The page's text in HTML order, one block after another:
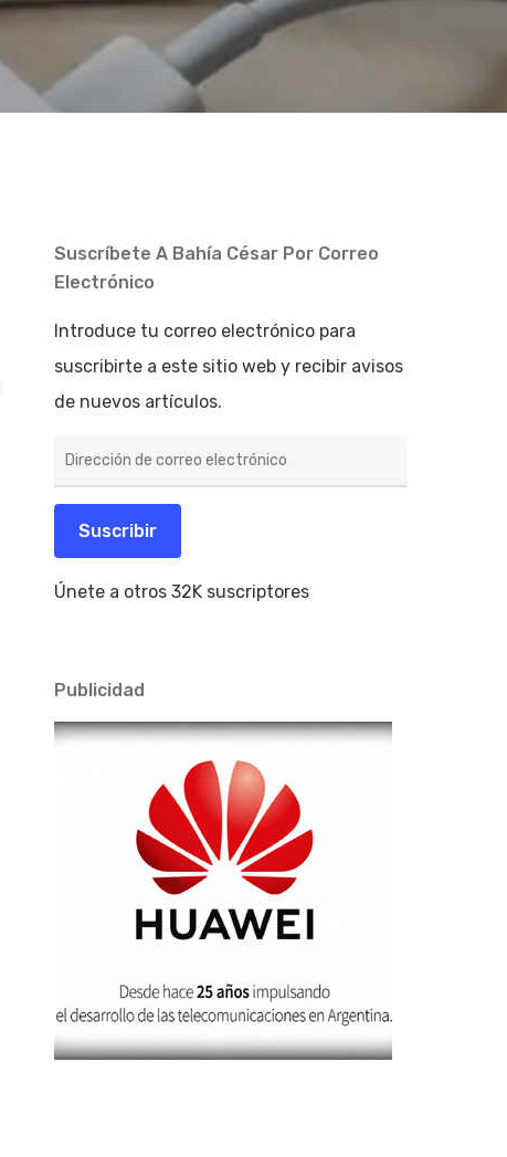
Suscríbete A Bahía César Por Correo
Electrónico
Introduce tu correo electrónico para
suscribirte a este sitio web y recibir avisos
de nuevos artículos.
de
electrónico
Suscribir
Únete a otros 32K suscriptores
Publicidad